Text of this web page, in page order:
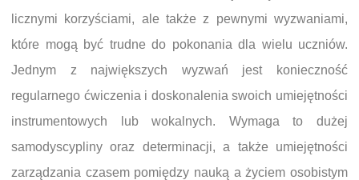
licznymi korzyściami, ale także z pewnymi wyzwaniami,
które mogą być trudne do pokonania dla wielu uczniów.
Jednym z największych wyzwań jest konieczność
regularnego ćwiczenia i doskonalenia swoich umiejętności
instrumentowych lub wokalnych. Wymaga to dużej
samodyscypliny oraz determinacji, a także umiejętności
zarządzania czasem pomiędzy nauką a życiem osobistym